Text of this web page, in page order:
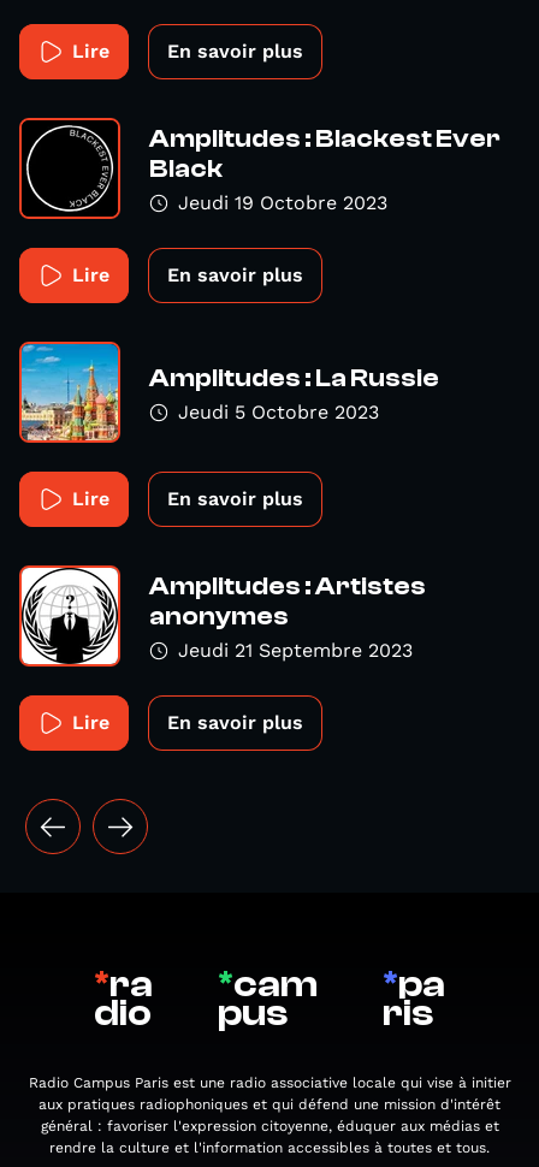
Lire En savoir plus
Amplitudes : Blackest Ever
Black
Jeudi 19 Octobre 2023
Lire En savoir plus
Amplitudes : La Russie
Jeudi 5 Octobre 2023
Lire En savoir plus
Amplitudes : Artistes
anonymes
Jeudi 21 Septembre 2023
Lire En savoir plus
*ra
dio
*cam
pus
*pa
ris
Radio Campus Paris est une radio associative locale qui vise à initier
aux pratiques radiophoniques et qui défend une mission d'intérêt
général : favoriser l'expression citoyenne, éduquer aux médias et
rendre la culture et l'information accessibles à toutes et tous.